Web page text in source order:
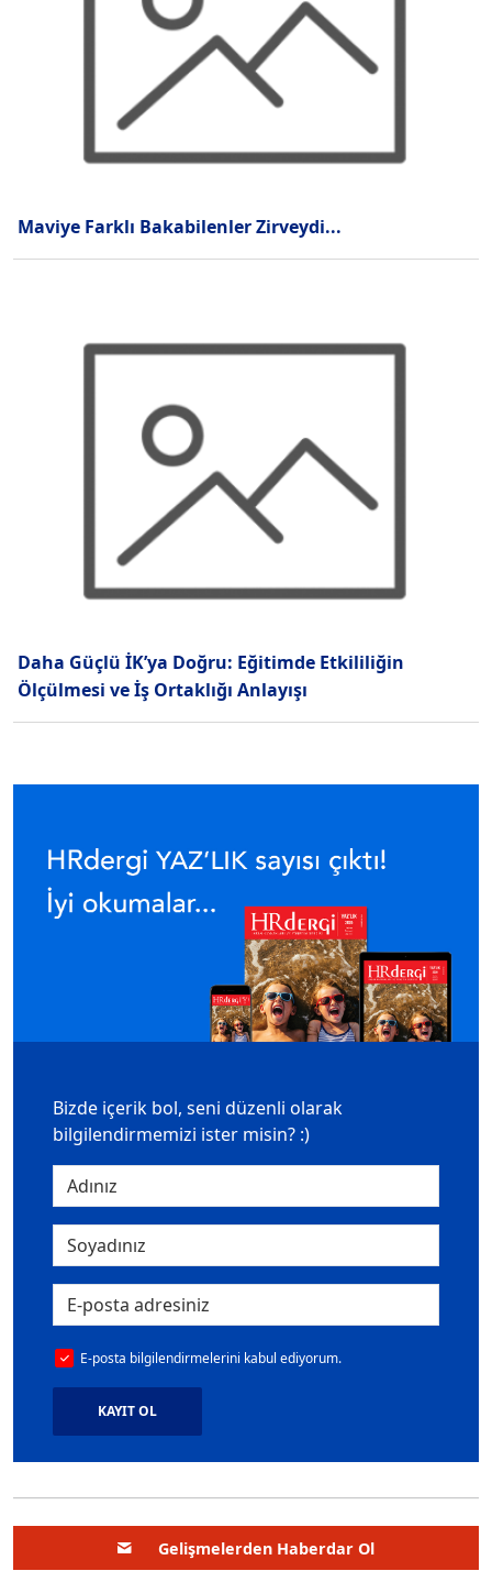
Maviye Farklı Bakabilenler Zirveydi...
Daha Güçlü İK’ya Doğru: Eğitimde Etkililiğin
Ölçülmesi ve İş Ortaklığı Anlayışı
Bizde içerik bol, seni düzenli olarak
bilgilendirmemizi ister misin? :)
E-posta bilgilendirmelerini kabul ediyorum.
KAYIT OL
Gelişmelerden Haberdar Ol